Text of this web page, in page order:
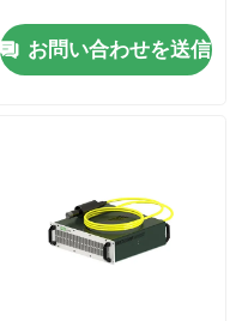
お問い合わせを送信